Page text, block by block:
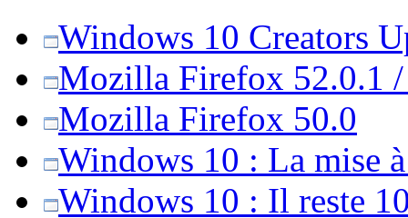
Windows 10 Creators
Mozilla Firefox 52.0.1
Mozilla Firefox 50.0
Windows 10 : La mise
Windows 10 : Il reste